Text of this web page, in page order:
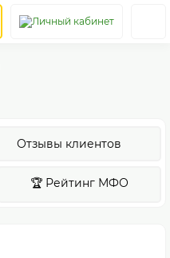
Отзывы клиентов
🏆 Рейтинг МФО